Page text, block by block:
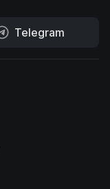
Telegram